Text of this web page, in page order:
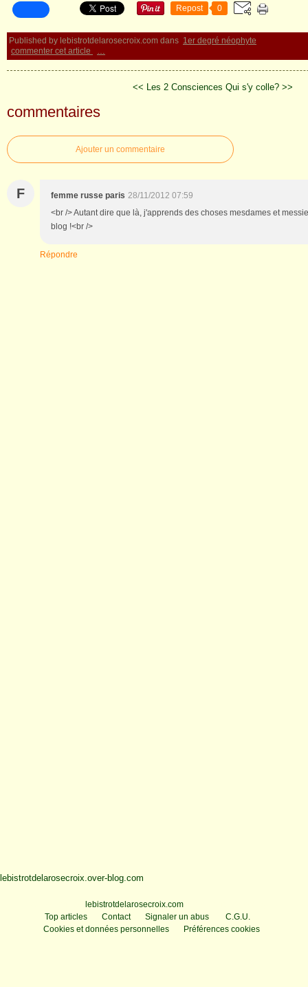
Repost 0
Published by lebistrotdelarosecroix.com dans 1er degré néophyte
commenter cet article
…
<< Les 2 Consciences Qui s'y colle? >>
commentaires
Ajouter un commentaire
F femme russe paris 28/11/2012 07:59
<br /> Autant dire que là, j'apprends des choses mesdames et
blog !<br />
Répondre
lebistrotdelarosecroix.over-blog.com
lebistrotdelarosecroix.com
Top articles
Contact Signaler un abus
C.G.U.
Cookies et données personnelles
Préférences cookies